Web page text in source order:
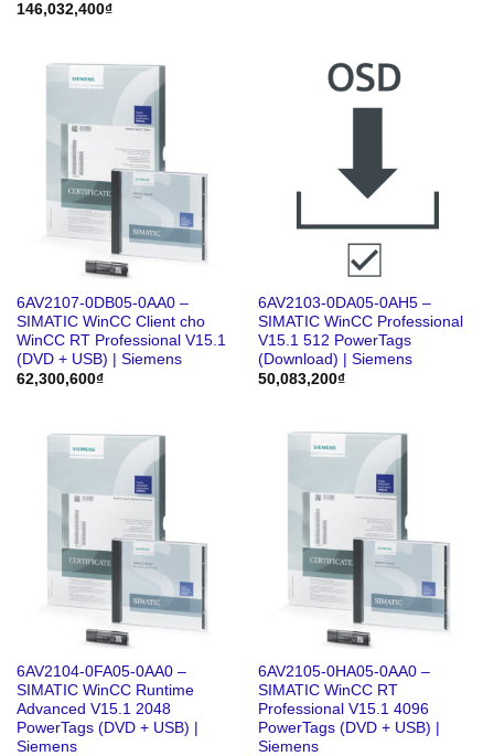
146,032,400₫
6AV2107-0DB05-0AA0 –
SIMATIC WinCC Client cho
WinCC RT Professional V15.1
(DVD + USB) | Siemens
62,300,600₫
6AV2103-0DA05-0AH5 –
SIMATIC WinCC Professional
V15.1 512 PowerTags
(Download) | Siemens
50,083,200₫
6AV2104-0FA05-0AA0 –
SIMATIC WinCC Runtime
Advanced V15.1 2048
PowerTags (DVD + USB) |
Siemens
6AV2105-0HA05-0AA0 –
SIMATIC WinCC RT
Professional V15.1 4096
PowerTags (DVD + USB) |
Siemens